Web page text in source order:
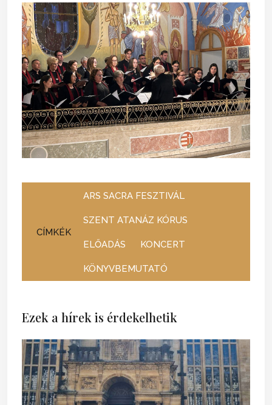
CÍMKÉK
ARS SACRA FESZTIVÁL
SZENT ATANÁZ KÓRUS
ELŐADÁS KONCERT
KÖNYVBEMUTATÓ
Ezek a hírek is érdekelhetik